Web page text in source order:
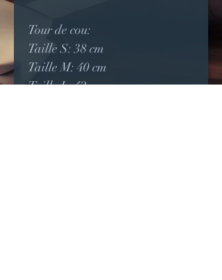
Tour de cou:
Taille S: 38 cm
Taille M: 40 cm
Taille L: 42 cm